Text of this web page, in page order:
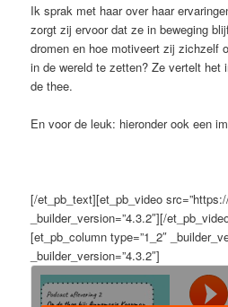
Ik sprak met haar over haar
zorgt zij ervoor dat ze in beweging
dromen en hoe motiveert zij zichzelf
in de wereld te zetten? Ze vertelt het
de thee.
En voor de leuk: hieronder ook een
[/et_pb_text][et_pb_video
_builder_version=”4.3.2″][/
[et_pb_column type=”1_2″
_builder_version=”4.3.2″]